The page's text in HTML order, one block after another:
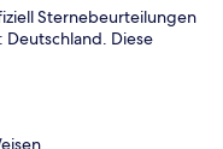
Sternebeurteilungen
Diese